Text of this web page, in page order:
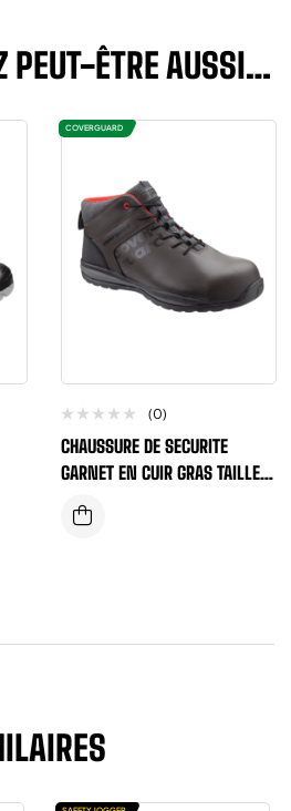
PEUT-ÊTRE AUSSI…
COVERGUARD
(0)
CHAUSSURE DE SECURITE
GARNET EN CUIR GRAS TAILLE
HAUTE S3 SRC HRO 0% METAL